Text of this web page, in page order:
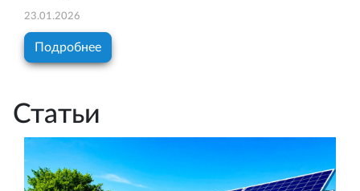
23.01.2026
Подробнее
Статьи